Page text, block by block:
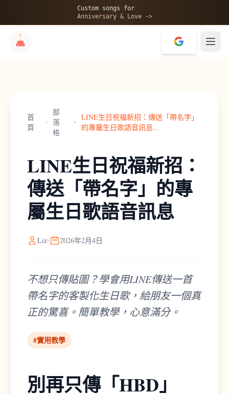
Custom songs for
Anniversary & Love ->
首
頁
部
落
格
LINE生日祝福新招：傳送「帶名字」
的專屬生日歌語音訊息...
LINE生日祝福新招：
傳送「帶名字」的專
屬生日歌語音訊息
Liz• 2026年2月4日
不想只傳貼圖？學會用LINE傳送一首
帶名字的客製化生日歌，給朋友一個真
正的驚喜。簡單教學，心意滿分。
#實用教學
別再只傳「HBD」